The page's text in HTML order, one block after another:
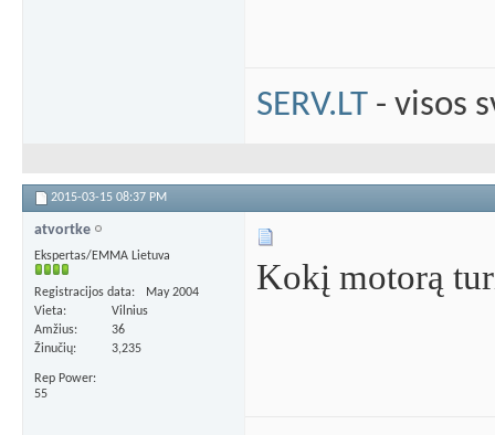
SERV.LT - visos
2015-03-15 08:37 PM
atvortke
Ekspertas/EMMA Lietuva
Registracijos data
May 2004
Vieta
Vilnius
Amžius
36
Žinučių
3,235
Rep Power
55
Kokį motorą